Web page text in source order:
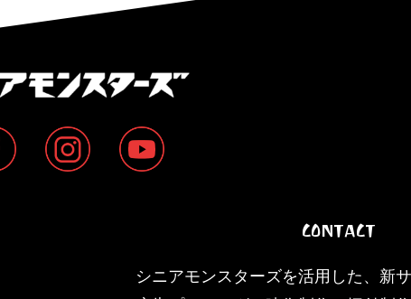
CONTACT
シニアモンスターズを活用した、新